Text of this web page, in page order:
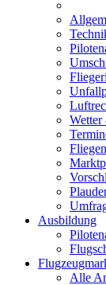
Ausbildung
Alle